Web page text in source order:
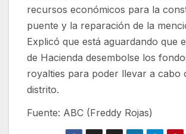
recursos económicos para la
puente y la reparación de la
Explicó que está aguardando que
de Hacienda desembolse los
royalties para poder llevar a cabo
distrito.
Fuente: ABC (Freddy Rojas)